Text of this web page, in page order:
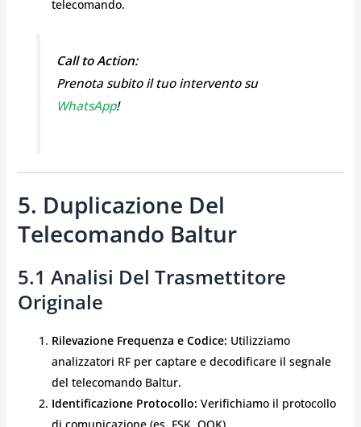
telecomando.
Call to Action:
Prenota subito il tuo intervento su
WhatsApp!
5. Duplicazione Del
Telecomando Baltur
5.1 Analisi Del Trasmettitore
Originale
Rilevazione Frequenza e Codice: Utilizziamo
analizzatori RF per captare e decodificare il segnale
del telecomando Baltur.
Identificazione Protocollo: Verifichiamo il protocollo